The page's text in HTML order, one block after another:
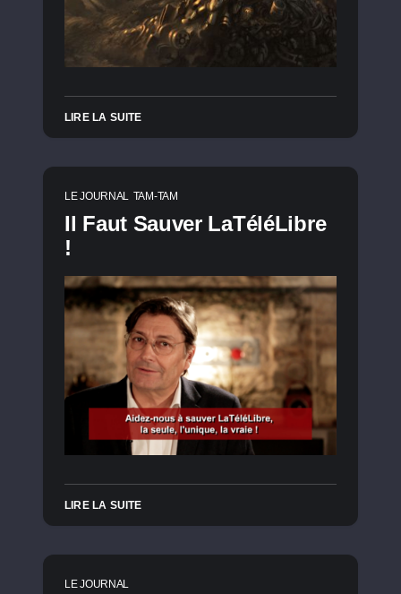
LIRE LA SUITE
LE JOURNAL TAM-TAM
Il Faut Sauver LaTéléLibre
!
LIRE LA SUITE
LE JOURNAL